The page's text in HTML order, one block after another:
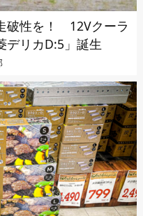
破性を！ 12Vクーラ
デリカD:5」誕生